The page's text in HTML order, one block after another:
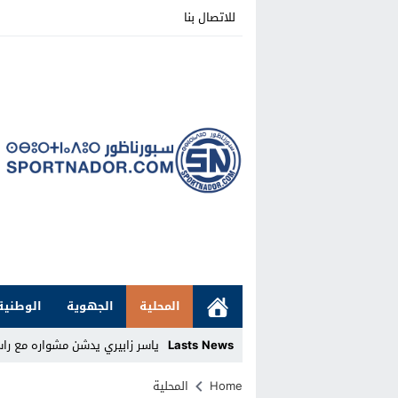
للاتصال بنا
المحلية الجهوية
Lasts News ياسر زابيري يدشن مشواره مع
Stop
Home المحلية